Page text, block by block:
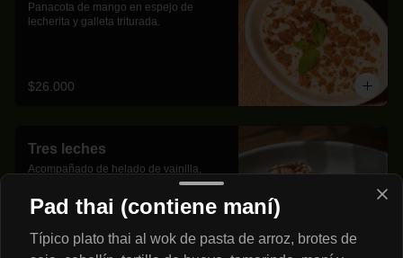
Panacota de mango en espejo de
lecherita y galleta triturada.
$26.000
Tres leches
Acompañado de helado de vainilla,
arándanos, banano, fresa y frambuesa.
$26.000
Pad thai (contiene maní)
Típico plato thai al wok de pasta de arroz, brotes de